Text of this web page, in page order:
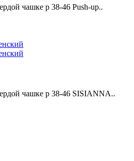
чашке р 38-46 Push-up..
чашке р 38-46 SISIANNA..